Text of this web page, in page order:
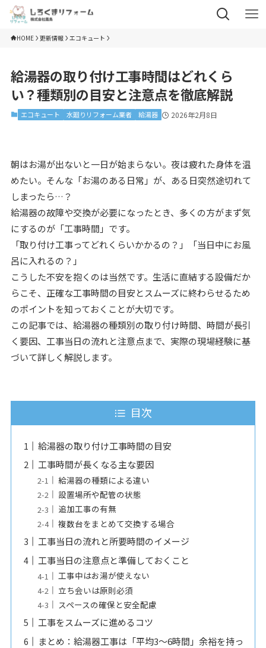
HOME 更新情報 エコキュート
給湯器の取り付け工事時間はどれくら
い？種類別の目安と注意点を徹底解説
エコキュート 水廻りリフォーム業者 給湯器 2026年2月8日
朝はお湯が出ないと一日が始まらない。夜は疲れた身体を温
めたい。そんな「お湯のある日常」が、ある日突然途切れて
しまったら…？
給湯器の故障や交換が必要になったとき、多くの方がまず気
にするのが「工事時間」です。
「取り付け工事ってどれくらいかかるの？」「当日中にお風
呂に入れるの？」
こうした不安を抱くのは当然です。生活に直結する設備だか
らこそ、正確な工事時間の目安とスムーズに終わらせるため
のポイントを知っておくことが大切です。
この記事では、給湯器の種類別の取り付け時間、時間が長引
く要因、工事当日の流れと注意点まで、実際の現場経験に基
づいて詳しく解説します。
目次
給湯器の取り付け工事時間の目安
工事時間が長くなる主な要因
給湯器の種類による違い
設置場所や配管の状態
追加工事の有無
複数台をまとめて交換する場合
工事当日の流れと所要時間のイメージ
工事当日の注意点と準備しておくこと
工事中はお湯が使えない
立ち会いは原則必須
スペースの確保と安全配慮
工事をスムーズに進めるコツ
まとめ：給湯器工事は「平均3〜6時間」余裕を持っ